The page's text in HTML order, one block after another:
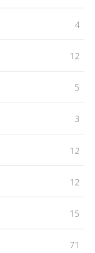
4
12
5
3
12
12
15
71